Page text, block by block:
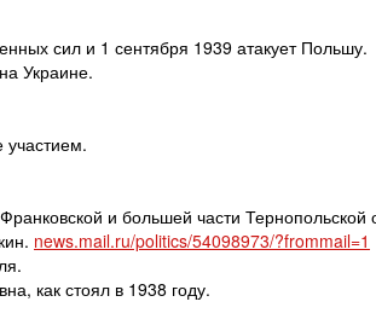
сил и 1 сентября 1939 атакует Польшу.
Украине.
и большей части Тернопольской
news.mail.ru/politics/54098973/?frommail=1
как стоял в 1938 году.